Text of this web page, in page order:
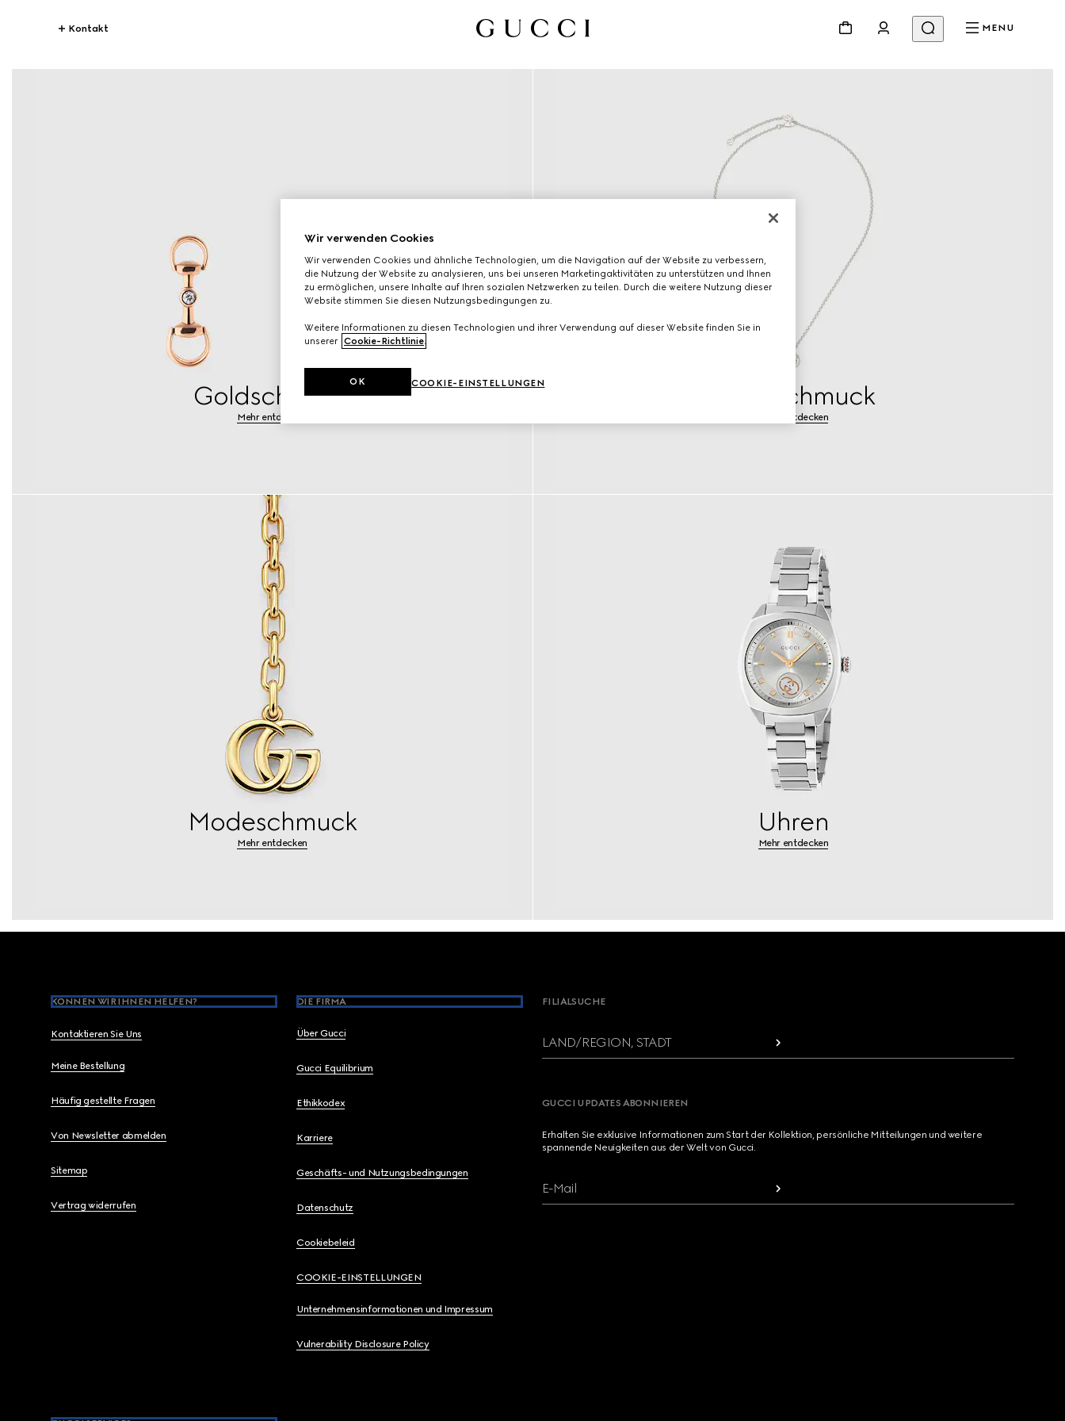
Kontakt MENU
Goldschmuck
Mehr entdecken
silberschmuck
Mehr entdecken
Modeschmuck
Mehr entdecken
Uhren
Mehr entdecken
Footer
KÖNNEN WIR IHNEN HELFEN?
Kontaktieren Sie Uns
Meine Bestellung
Häufig gestellte Fragen
Von Newsletter abmelden
Sitemap
Vertrag widerrufen
DIE FIRMA
Über Gucci
Gucci Equilibrium
Ethikkodex
Karriere
Geschäfts- und Nutzungsbedingungen
Datenschutz
Cookiebeleid
COOKIE-EINSTELLUNGEN
Unternehmensinformationen und Impressum
Vulnerability Disclosure Policy
FILIALSUCHE
LAND/REGION, STADT
GUCCI UPDATES ABONNIEREN
Erhalten Sie exklusive Informationen zum Start der Kollektion, persönliche Mitteilungen und weitere
spannende Neuigkeiten aus der Welt von Gucci.
E-Mail
Wir verwenden Cookies
Wir verwenden Cookies und ähnliche Technologien, um die Navigation auf der Website zu verbessern,
die Nutzung der Website zu analysieren, uns bei unseren Marketingaktivitäten zu unterstützen und Ihnen
zu ermöglichen, unsere Inhalte auf Ihren sozialen Netzwerken zu teilen. Durch die weitere Nutzung dieser
Website stimmen Sie diesen Nutzungsbedingungen zu.
Weitere Informationen zu diesen Technologien und ihrer Verwendung auf dieser Website finden Sie in
unserer Cookie-Richtlinie
COOKIE-EINSTELLUNGEN
OK